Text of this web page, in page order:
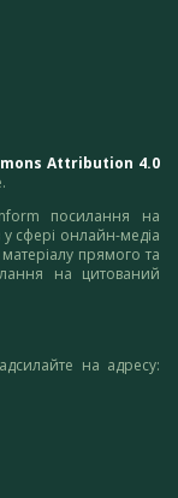
Attribution 4.0
посилання на
у сфері онлайн-медіа
прямого та
на цитований
на адресу: